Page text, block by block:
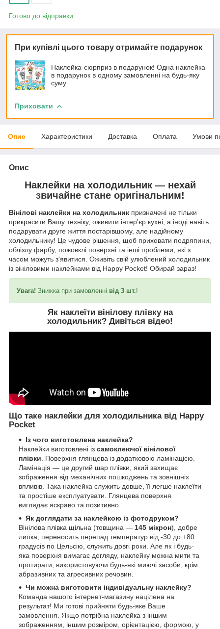
Готово до відправки
При купівлі цього товару отримайте подарунок
Наклейка-сюрприз в подарунок! Одна наклейка
в подарунок в одному замовленні на будь-яку
суму
Приховати
Опис Характеристики Доставка Оплата Умови
Опис
Наклейки на холодильник — нехай
звичайне стане оригінальним!
Вінілові наклейки на холодильник призначені не тільки
прикрасити Вашу техніку, оживити інтер'єр кухні, а іноді навіть
подарувати друге життя постарівшому, але надійному
холодильнику! Це чудове рішення, щоб приховати подряпини,
облізлу фарбу, пожовклі поверхні та інші проблеми, які з
часом можуть з'явитися. Оживіть свій улюблений холодильник
із вініловими наклейками від Happy Pocket! Обирай зараз!
Увага! Знижка при замовленні від 3 шт.!
Як наклеїти вінілову плівку на
холодильник? Дивіться відео!
Що таке наклейки для холодильника від Happy
Pocket
Із чого виготовлена наклейка?
Наклейки виготовлені із самоклеючої вінілової
плівки . Поверхня глянцева із додатковою ламінацією.
Ламінація — це другий шар плівки, який захищає
зображення від механічних пошкоджень та зовнішніх
впливів. Така наклейка служить довше, її легше наклеїти
та простіше експлуатувати. Глянцева поверхня
виглядає яскраво та позитивно.
Як доглядати за наклейкою із фотодруком?
Вінілова плівка щільна (товщина — 145 мікрон), добре
липка, переносить перепад температур від -30 до +80
градусів по Цельсію, служить довгі роки. Але як і будь-
яка поверхня вимагає догляду, наклейку можна мити та
протирати, використовуючи будь-які миючі засоби, крім
абразивних та агресивних речовин.
Чи можна виготовити індивідуальну наклейку?
Команда нашого інтернет-магазину націлена на
результат! Ми готові прийняти будь-яке Ваше
замовлення. Якщо потрібна наклейка з іншим
зображенням, іншим розміром, орієнтацією, формою, у